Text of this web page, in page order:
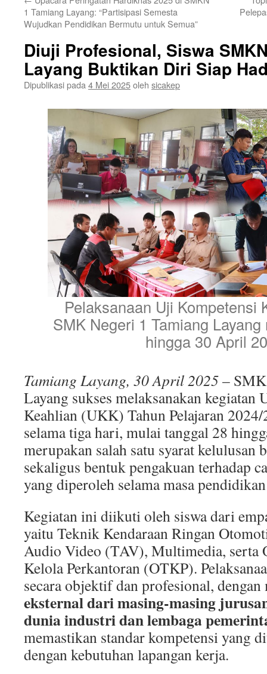
1 Tamiang Layang: “Partisipasi Semesta
Wujudkan Pendidikan Bermutu untuk Semua”
Diuji Profesional, Siswa
Layang Buktikan Diri Siap
Dipublikasi pada 4 Mei 2025oleh sicakep
Pelaksanaan Uji Kompetensi
SMK Negeri 1 Tamiang
hingga 30 April
Tamiang Layang, 30 April 2025–
Layang sukses melaksanakan kegiatan
Keahlian (UKK) Tahun Pelajaran
selama tiga hari, mulai tanggal 28
merupakan salah satu syarat kelulusan
sekaligus bentuk pengakuan terhadap
yang diperoleh selama masa
Kegiatan ini diikuti oleh siswa dari
yaitu Teknik Kendaraan Ringan
Audio Video (TAV), Multimedia, serta
Kelola Perkantoran (OTKP).
secara objektif dan profesional,
eksternal dari masing-masing
dunia industri dan lembaga
memastikan standar kompetensi yang
dengan kebutuhan lapangan kerja.